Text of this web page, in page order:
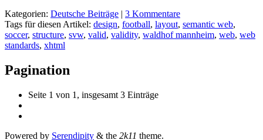
Kategorien: Deutsche Beiträge | 3 Kommentare
Tags für diesen Artikel: design, football, layout, semantic web,
soccer, structure, svw, valid, validity, waldhof mannheim, web, web
standards, xhtml
Pagination
Seite 1 von 1, insgesamt 3 Einträge
Powered by Serendipity & the 2k11 theme.